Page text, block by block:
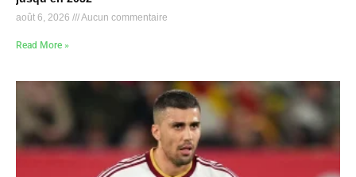
août 6, 2026 Aucun commentaire
Read More »